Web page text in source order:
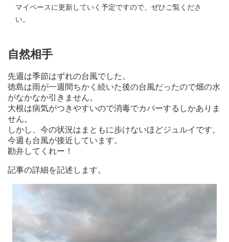
マイペースに更新していく予定ですので、ぜひご覧くださ
い。
自然相手
先週は季節はずれの台風でした。
徳島は雨が一週間ちかく続いた後の台風だったので畑の水
がなかなか引きません。
大根は病気がつきやすいので消毒でカバーするしかありま
せん。
しかし、今の状況はまともに歩けないほどジュルイです。
今週も台風が接近しています。
勘弁してくれー！
記事の詳細を記述します。